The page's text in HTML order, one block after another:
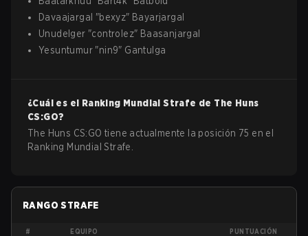
Davaajargal "bexyz" Bayarjargal
Unudelger "controlez" Baasanjargal
Yesuntumur "nin9" Gantulga
¿Cuál es el Ranking Mundial Strafe de The Huns
CS:GO?
The Huns CS:GO tiene actualmente la posición 75 en el
Ranking Mundial Strafe.
RANGO STRAFE
# EQUIPO PUNTUACIÓN